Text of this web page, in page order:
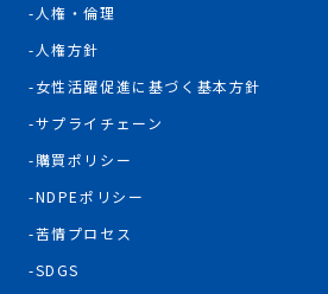
人権・倫理
人権方針
女性活躍促進に基づく基本方針
サプライチェーン
購買ポリシー
NDPEポリシー
苦情プロセス
SDGS